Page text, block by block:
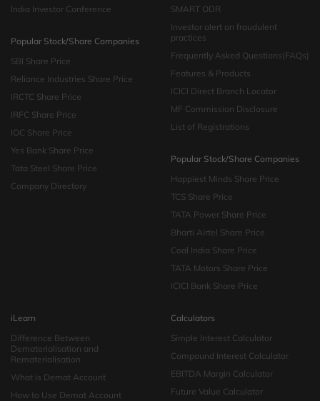
India Investor Conference
Popular Stock/Share Companies
SBI Share Price
Reliance Industries Share Price
IRCTC Share Price
IRFC Share Price
IOC Share Price
Yes Bank Share Price
Tata Steel Share Price
Company Directory
SMART ODR
Investor alert on fraudulent
practices
Frequently Asked Questions(FAQs)
Features & Products
ICICI Direct Branch Locator
MF Commission Disclosure
List of Registrations
Popular Stock/Share Companies
Happiest Minds Share Price
TCS Share Price
TATA Power Share Price
Bharti Airtel Share Price
Coal India Share Price
TATA Motors Share Price
ICICI Bank Share Price
iLearn
Difference Between
Dematerialisation and
Rematerialisation
What is Demat Account
How to Use Demat Account
Calculators
Simple Interest Calculator
Compound Interest Calculator
EBITDA Margin Calculator
Future Value Calculator